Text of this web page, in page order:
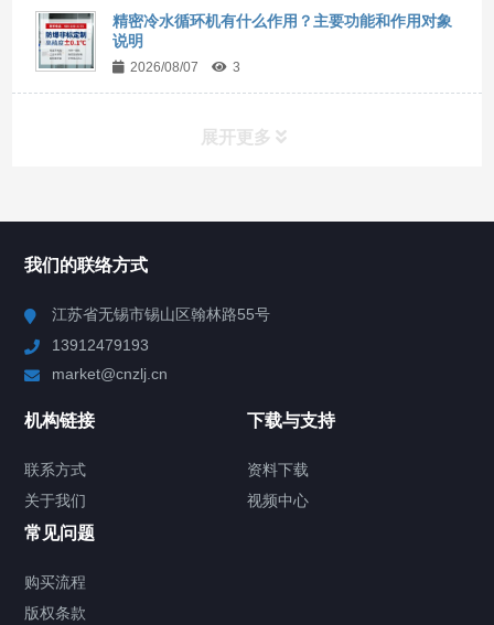
精密冷水循环机有什么作用？主要功能和作用对象
说明
2026/08/07 3
展开更多
Chiller高精度制冷循环器
TCU温度控制单元
Chiller气体控温系统
我们的联络方式
江苏省无锡市锡山区翰林路55号
13912479193
market@cnzlj.cn
机构链接
联系方式
关于我们
下载与支持
资料下载
视频中心
常见问题
购买流程
版权条款